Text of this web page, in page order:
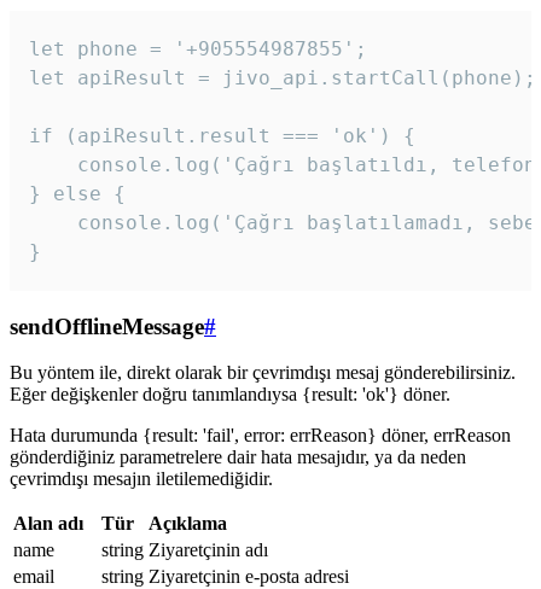
let phone = '+905554987855';
let apiResult = jivo_api.startCall(phone);
if (apiResult.result === 'ok') {
console.log('Çağrı başlatıldı,
} else {
console.log('Çağrı başlatılamadı,
}
sendOfflineMessage#
Bu yöntem ile, direkt olarak bir çevrimdışı mesaj gönderebilirsiniz.
Eğer değişkenler doğru tanımlandıysa {result: 'ok'} döner.
Hata durumunda {result: 'fail', error: errReason} döner, errReason
gönderdiğiniz parametrelere dair hata mesajıdır, ya da neden
çevrimdışı mesajın iletilemediğidir.
Alan adı Tür
Açıklama
name
string Ziyaretçinin adı
email
string Ziyaretçinin e-posta adresi